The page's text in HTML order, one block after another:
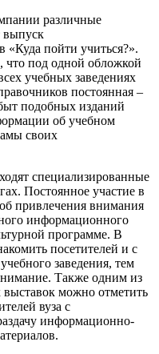
различные
выпуск
«Куда пойти учиться?».
что под одной обложкой
учебных заведениях
постоянная –
подобных изданий
об учебном
своих
специализированные
Постоянное участие в
привлечения внимания
информационного
программе. В
посетителей и с
заведения, тем
Также одним из
выставок можно отметить
вуза с
информационно-